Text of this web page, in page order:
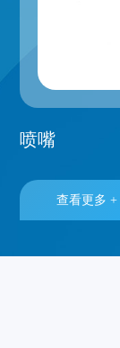
喷嘴
查看更多 +